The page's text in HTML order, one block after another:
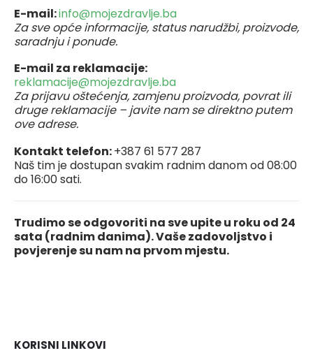
E-mail:info@mojezdravlje.ba
Za sve opće informacije, status narudžbi, proizvode,
saradnju i ponude.
E-mail za reklamacije:
reklamacije@mojezdravlje.ba
Za prijavu oštećenja, zamjenu proizvoda, povrat ili
druge reklamacije – javite nam se direktno putem
ove adrese.
Kontakt telefon:+387 61 577 287
Naš tim je dostupan svakim radnim danom od 08:00
do 16:00 sati.
Trudimo se odgovoriti na sve upite u roku od 24
sata (radnim danima). Vaše zadovoljstvo i
povjerenje su nam na prvom mjestu.
KORISNI LINKOVI